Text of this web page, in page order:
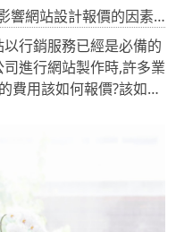
網站設計報價的因素分析
行銷服務已經是必備的
進行網站製作時,許多業
費用該如何報價?該如何